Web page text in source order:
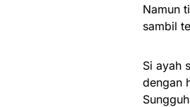
Namun
sambil
Si ayah
dengan